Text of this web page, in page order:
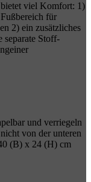
bietet viel Komfort: 1)
für
2) ein zusätzliches
separate Stoff-
und verriegeln
von der unteren
(B) x 24 (H) cm